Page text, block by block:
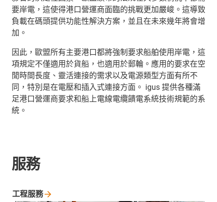
要岸電，這使得港口營運商面臨的挑戰更加嚴峻。這導致
負載在碼頭提供功能性解決方案，並且在未來幾年將會增
加。
因此，歐盟所有主要港口都將強制要求船舶使用岸電，這
項規定不僅適用於貨船，也適用於郵輪。應用的要求在空
閒時間長度、靈活連接的需求以及電源類型方面有所不
同，特別是在電壓和插入式連接方面。 igus 提供各種滿
足港口營運商要求和船上電線電纜饋電系統技術規範的系
統。
服務
工程服務